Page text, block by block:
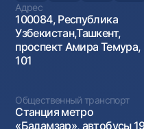
Адрес
100084, Республика
Узбекистан,Ташкент,
проспект Амира Темура,
101
Общественный транспорт
Станция метро
«Бадамзар», автобусы